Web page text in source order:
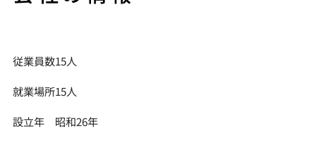
従業員数15人
就業場所15人
設立年 昭和26年